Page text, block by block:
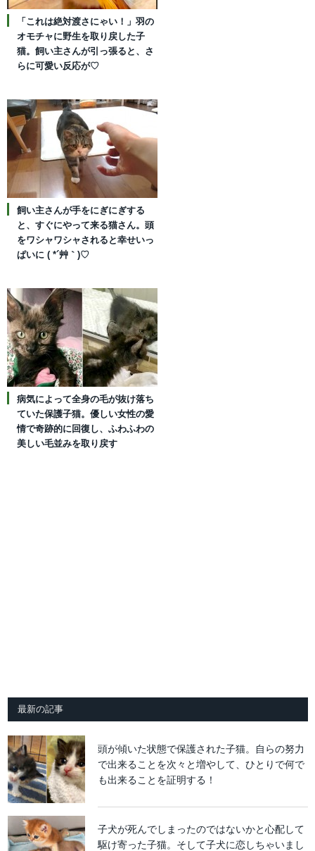
「これは絶対渡さにゃい！」羽の
オモチャに野生を取り戻した子
猫。飼い主さんが引っ張ると、さ
らに可愛い反応が♡
飼い主さんが手をにぎにぎする
と、すぐにやって来る猫さん。頭
をワシャワシャされると幸せいっ
ぱいに ( *´艸｀)♡
病気によって全身の毛が抜け落ち
ていた保護子猫。優しい女性の愛
情で奇跡的に回復し、ふわふわの
美しい毛並みを取り戻す
最新の記事
頭が傾いた状態で保護された子猫。自らの努力
で出来ることを次々と増やして、ひとりで何で
も出来ることを証明する！
子犬が死んでしまったのではないかと心配して
駆け寄った子猫。そして子犬に恋しちゃいまし